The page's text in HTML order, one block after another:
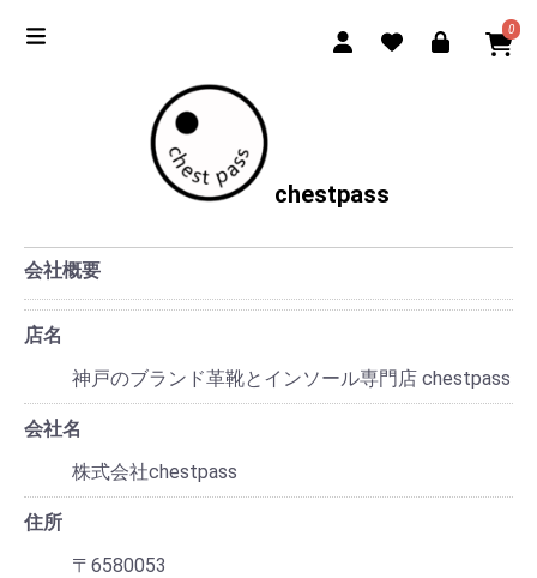
0
chestpass
会社概要
店名
神戸のブランド革靴とインソール専門店 chestpass
会社名
株式会社chestpass
住所
〒6580053